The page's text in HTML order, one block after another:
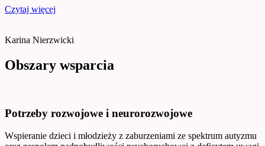
Czytaj więcej
Karina Nierzwicki
Obszary wsparcia
Potrzeby rozwojowe i neurorozwojowe
Wspieranie dzieci i młodzieży z zaburzeniami ze spektrum autyzmu